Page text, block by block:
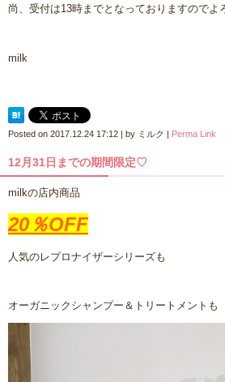
尚、受付は13時までとなっておりますのでよ
milk
Posted on 2017.12.24 17:12 | by ミルク | Perma Link
12月31日までの期間限定♡
milkの店内商品
20％OFF
人気のレプロナイザーシリーズも
オーガニックシャンプー＆トリートメントも